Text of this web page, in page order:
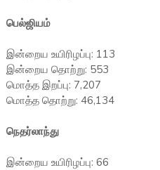
பெல்ஜியம்
இன்றைய உயிரிழப்பு: 113
இன்றைய தொற்று: 553
மொத்த இறப்பு: 7,207
மொத்த தொற்று: 46,134
நெதர்லாந்து
இன்றைய உயிரிழப்பு: 66